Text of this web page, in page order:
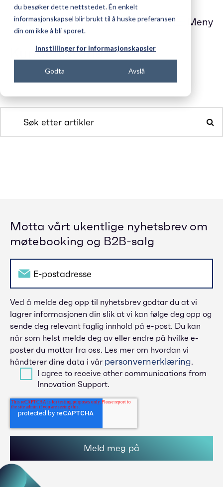
du besøker dette nettstedet. Én enkelt
informasjonskapsel blir brukt til å huske preferansen
din om ikke å bli sporet.
Innstillinger for informasjonskapsler
Godta Avslå
Meny
Kundehistorie
Motta vårt ukentlige nyhetsbrev om
møtebooking og B2B-salg
Ved å melde deg opp til nyhetsbrev godtar du at vi
lagrer informasjonen din slik at vi kan følge deg opp og
sende deg relevant faglig innhold på e-post. Du kan
når som helst melde deg av eller endre på hvilke e-
poster du mottar fra oss. Les mer om hvordan vi
håndterer dine data i vår personvernerklæring.
I agree to receive other communications from
Innovation Support.